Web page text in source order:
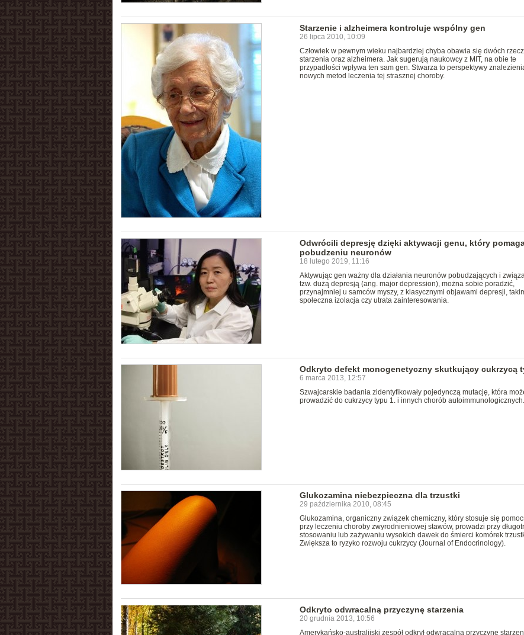
Starzenie i alzheimera kontroluje wspólny gen
26 lipca 2010, 10:09
Człowiek w pewnym wieku najbardziej chyba obawia się dwóch
starzenia oraz alzheimera. Jak sugerują naukowcy z MIT, na obie te
przypadłości wpływa ten sam gen. Stwarza to perspektywy
nowych metod leczenia tej strasznej choroby.
Odwrócili depresję dzięki aktywacji genu, który
pobudzeniu neuronów
18 lutego 2019, 11:16
Aktywując gen ważny dla działania neuronów pobudzających i
tzw. dużą depresją (ang. major depression), można sobie poradzić,
przynajmniej u samców myszy, z klasycznymi objawami depresji,
społeczna izolacja czy utrata zainteresowania.
Odkryto defekt monogenetyczny skutkujący cukrzycą
6 marca 2013, 12:57
Szwajcarskie badania zidentyfikowały pojedynczą mutację, która
prowadzić do cukrzycy typu 1. i innych chorób autoimmunologicznych.
Glukozamina niebezpieczna dla trzustki
29 października 2010, 08:45
Glukozamina, organiczny związek chemiczny, który stosuje się
przy leczeniu choroby zwyrodnieniowej stawów, prowadzi przy
stosowaniu lub zażywaniu wysokich dawek do śmierci komórek
Zwiększa to ryzyko rozwoju cukrzycy (Journal of Endocrinology).
Odkryto odwracalną przyczynę starzenia
20 grudnia 2013, 10:56
Amerykańsko-australijski zespół odkrył odwracalną przyczynę